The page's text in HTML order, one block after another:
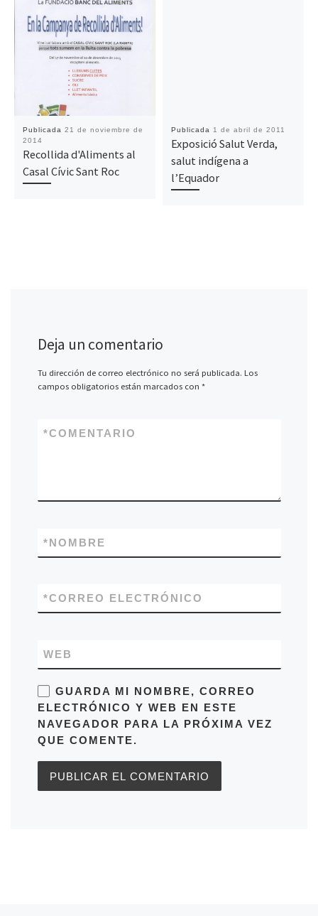
Publicada 21 de noviembre de
2014
Recollida d'Aliments al
Casal Cívic Sant Roc
Publicada 1 de abril de 2011
Exposició Salut Verda,
salut indígena a
l’Equador
Deja un comentario
Tu dirección de correo electrónico no será publicada. Los
campos obligatorios están marcados con *
COMENTARIO
*
NOMBRE
*
CORREO ELECTRÓNICO
*
WEB
GUARDA MI NOMBRE, CORREO
ELECTRÓNICO Y WEB EN ESTE
NAVEGADOR PARA LA PRÓXIMA VEZ
QUE COMENTE.